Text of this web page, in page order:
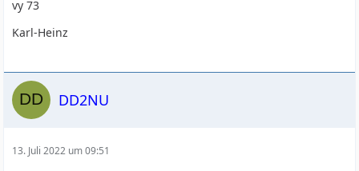
vy 73
Karl-Heinz
DD2NU
13. Juli 2022 um 09:51